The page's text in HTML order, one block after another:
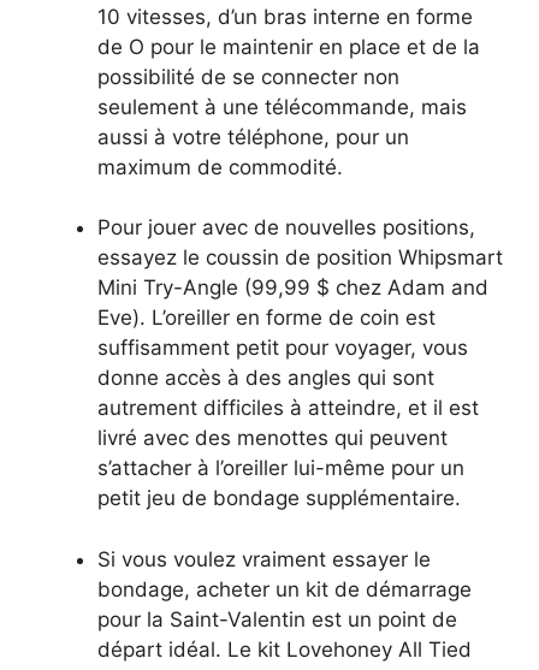
10 vitesses, d’un bras interne en forme
de O pour le maintenir en place et de la
possibilité de se connecter non
seulement à une télécommande, mais
aussi à votre téléphone, pour un
maximum de commodité.
Pour jouer avec de nouvelles positions,
essayez le coussin de position Whipsmart
Mini Try-Angle (99,99 $ chez Adam and
Eve). L’oreiller en forme de coin est
suffisamment petit pour voyager, vous
donne accès à des angles qui sont
autrement difficiles à atteindre, et il est
livré avec des menottes qui peuvent
s’attacher à l’oreiller lui-même pour un
petit jeu de bondage supplémentaire.
Si vous voulez vraiment essayer le
bondage, acheter un kit de démarrage
pour la Saint-Valentin est un point de
départ idéal. Le kit Lovehoney All Tied